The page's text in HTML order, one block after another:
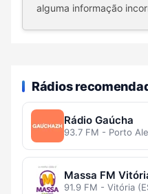
alguma informação
Rádios
Rádio Gaúcha
93.7 FM - Porto
Massa FM
91.9 FM - Vitória